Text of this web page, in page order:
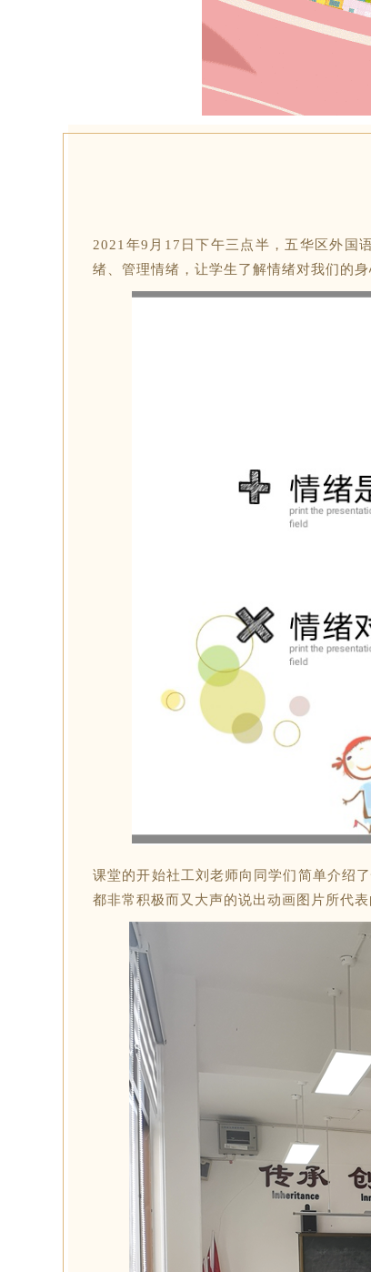
2021年9月17日下午三点半，五华区外国
绪、管理情绪，让学生了解情绪对我们的
课堂的开始社工刘老师向同学们简单介绍
都非常积极而又大声的说出动画图片所代表